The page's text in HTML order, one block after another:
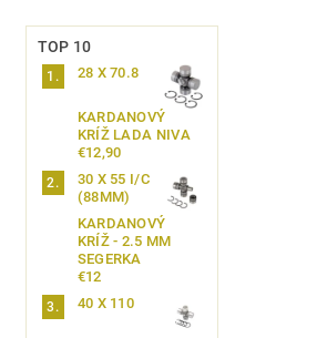
TOP 10
28 X 70.8
KARDANOVÝ
KRÍŽ LADA NIVA
€12,90
30 X 55 I/C
(88MM)
KARDANOVÝ
KRÍŽ - 2.5 MM
SEGERKA
€12
40 X 110